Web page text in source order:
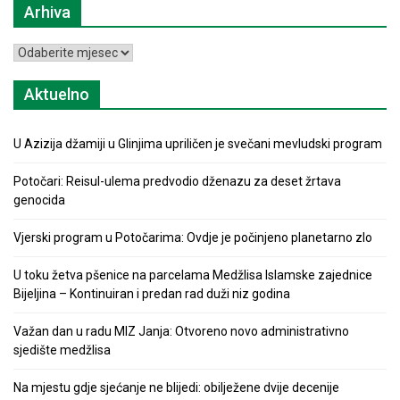
Arhiva
Arhiva
Aktuelno
U Azizija džamiji u Glinjima upriličen je svečani mevludski program
Potočari: Reisul-ulema predvodio dženazu za deset žrtava
genocida
Vjerski program u Potočarima: Ovdje je počinjeno planetarno zlo
U toku žetva pšenice na parcelama Medžlisa Islamske zajednice
Bijeljina – Kontinuiran i predan rad duži niz godina
Važan dan u radu MIZ Janja: Otvoreno novo administrativno
sjedište medžlisa
Na mjestu gdje sjećanje ne blijedi: obilježene dvije decenije